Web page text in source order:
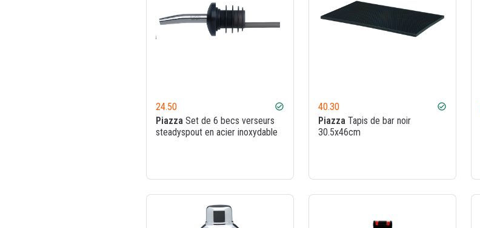
24.50 check_circle
Piazza Set de 6 becs verseurs
steadyspout en acier inoxydable
40.30 check_circle
PiazzaTapis de bar noir
30.5x46cm